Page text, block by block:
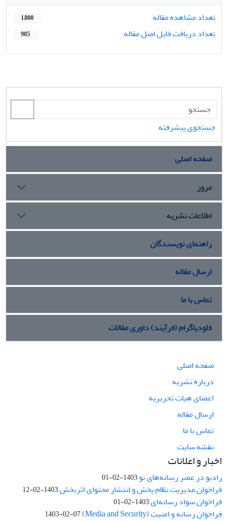
تعداد مشاهده مقاله
1,800
تعداد دریافت فایل اصل مقاله 985
جستجوی پیشرفته
صفحه اصلی
مرور
اطلاعات نشریه
راهنمای نویسندگان
ارسال مقاله
تماس با ما
فلودیاگرام (فرآیند) داوری مقالات
صفحه اصلی
درباره نشریه
اعضای هیات تحریریه
ارسال مقاله
تماس با ما
نقشه سایت
اخبار و اعلانات
رادیو در عصر رسانه‌های نو1403-02-01
فراخوان مدیریت نظام پخش و انتشار محتوای اثربخش1403-02-12
فراخوان سواد رسانه‌ای1403-02-01
فراخوان رسانه و امنیت (Media and Security) 1403-02-07